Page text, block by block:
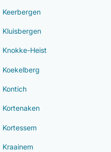
Keerbergen
Kluisbergen
Knokke-Heist
Koekelberg
Kontich
Kortenaken
Kortessem
Kraainem